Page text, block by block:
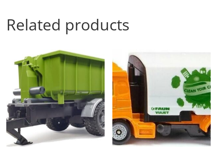
Related products